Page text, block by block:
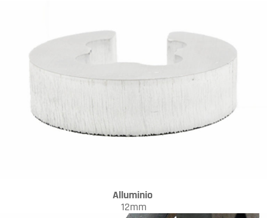
Alluminio
12mm